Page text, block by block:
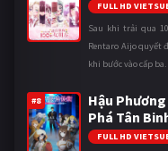
FULL HD
Sau khi trải qua
Rentaro Aijo quyết
khi bước vào cấp
#8
Hậu
Phá Tân
FULL HD